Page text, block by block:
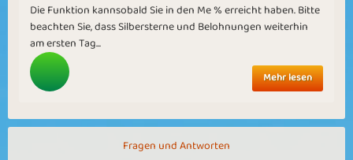
Die Funktion kannsobald Sie in den Me % erreicht haben. Bitte
beachten Sie, dass Silbersterne und Belohnungen weiterhin
am ersten Tag...
Mehr lesen
Fragen und Antworten